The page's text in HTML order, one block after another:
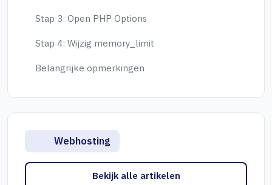
Stap 3: Open PHP Options
Stap 4: Wijzig memory_limit
Belangrijke opmerkingen
Webhosting
Bekijk alle artikelen